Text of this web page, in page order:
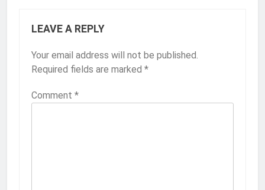
LEAVE A REPLY
Your email address will not be published.
Required fields are marked *
Comment *